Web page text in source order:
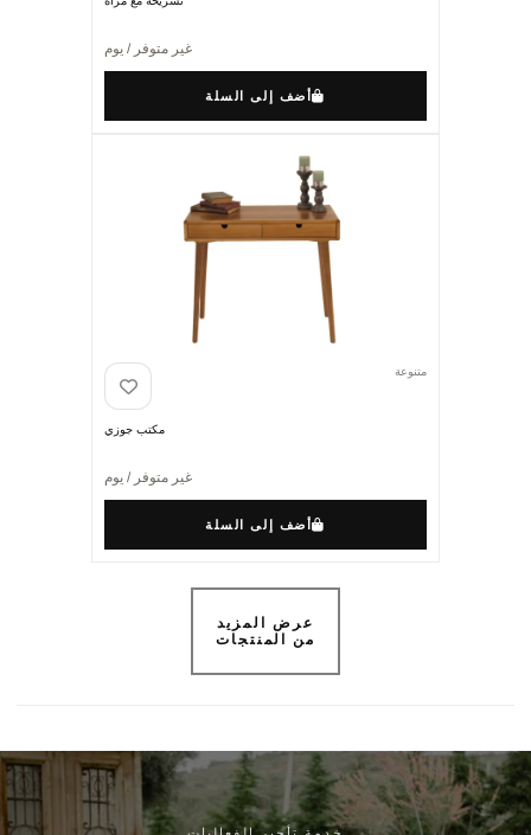
غير متوفر / يوم
أضف إلى السلة
متنوعة
مكتب جوزي
غير متوفر / يوم
أضف إلى السلة
عرض المزيد
من المنتجات